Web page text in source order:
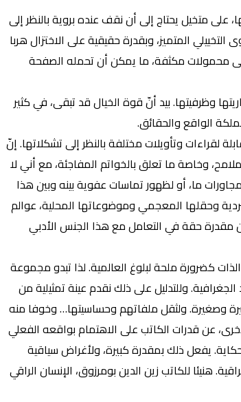
متخيل يحتاج إلى أن نقف عنده بروية بالنظر إلى
المتميز، وبقدرة حقيقية على الاختزال هربا
محمولات مكثفة، ما يمكن أن تحمله الصفحة
وظرفيتها. بيد أنّ قوة الخيال قد تبقى، في كثير
الواقع والحقائق.
لقراءات وتأويلات مختلفة بالنظر إلى تشكلاتها. إنّ
وخاصة ما تعلق بالخواتم المفاجئة، مع أني لا
ما، أو لظهور تماسات عفوية بينه وبين هذا
وحقلها المعجمي وموضوعاتها المحلية، عوالم
مقدرة حقة في التعامل مع هذا الجنس الأدبي
كضرورة ملحة لبلوغ العالمية. لذا تبدو مجموعة
وللتدليل على ذلك نقدم عينة تمثيلية من
وصغيرة. ولثقل ملفاتهم وحساسيتها… وخوفا منه
عن قدرات الكاتب على الاهتمام بواقعه الفعلي
يفعل ذلك بمقدرة كبيرة، ولأغراض سياقية
هنيئا للكاتب زين الدين بومرزوق، الإنسان الراقي